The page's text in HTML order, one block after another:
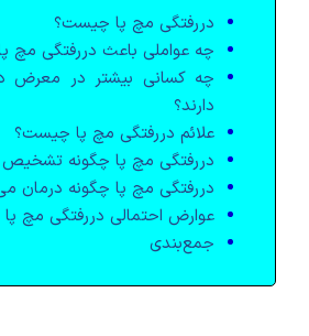
دررفتگی مچ پا چیست؟
چه عواملی باعث دررفتگی مچ
چه کسانی بیشتر در معرض
دارند؟
علائم دررفتگی مچ پا چیست؟
دررفتگی مچ پا چگونه
دررفتگی مچ پا چگونه درمان
عوارض احتمالی دررفتگی مچ
جمع‌بندی